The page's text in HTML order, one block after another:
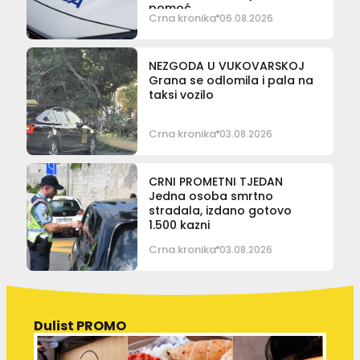
pomoć
Crna kronika 06.08.2026
NEZGODA U VUKOVARSKOJ
Grana se odlomila i pala na
taksi vozilo
Crna kronika 03.08.2026
CRNI PROMETNI TJEDAN
Jedna osoba smrtno
stradala, izdano gotovo
1.500 kazni
Crna kronika 03.08.2026
Dulist PROMO